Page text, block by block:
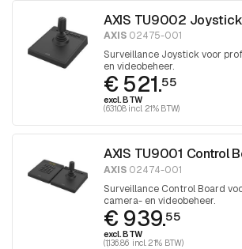
AXIS TU9002 Joystick
AXIS 02475-001
Surveillance Joystick voor
en videobeheer.
€ 521.55
excl. BTW
(631.08 incl. 21% BTW)
AXIS TU9001 Control
AXIS 02474-001
Surveillance Control Board
camera- en videobeheer.
€ 939.55
excl. BTW
(1,136.86 incl. 21% BTW)